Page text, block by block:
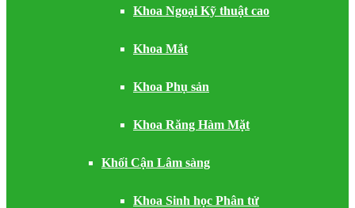
Khoa Ngoại Kỹ thuật cao
Khoa Mắt
Khoa Phụ sản
Khoa Răng Hàm Mặt
Khối Cận Lâm sàng
Khoa Sinh học Phân tử